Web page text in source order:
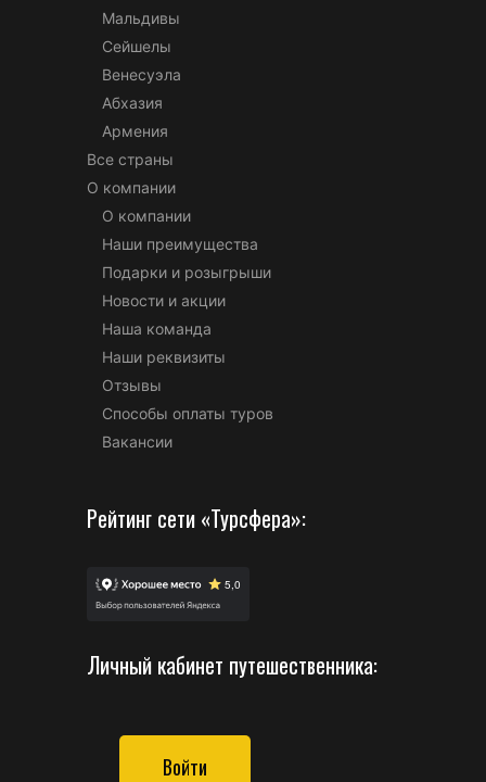
Мальдивы
Сейшелы
Венесуэла
Абхазия
Армения
Все страны
О компании
О компании
Наши преимущества
Подарки и розыгрыши
Новости и акции
Наша команда
Наши реквизиты
Отзывы
Способы оплаты туров
Вакансии
Рейтинг сети «Турсфера»:
Личный кабинет путешественника:
Войти